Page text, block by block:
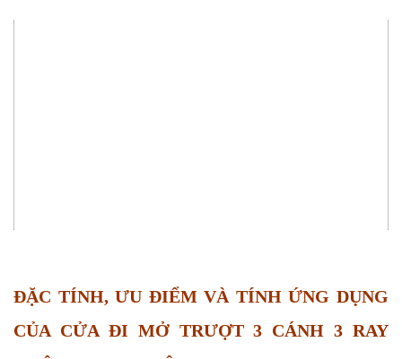
ĐẶC TÍNH, ƯU ĐIỂM VÀ TÍNH ỨNG DỤNG
CỦA CỬA ĐI MỞ TRƯỢT 3 CÁNH 3 RAY